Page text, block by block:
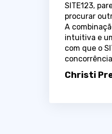
SITE123,
procurar
A
intuitiva e
com que o
Christi